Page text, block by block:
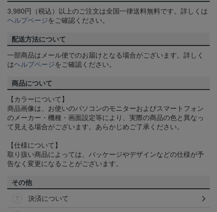
3,980円（税込）以上のご注文は全国一律送料無料です。詳しくは
ヘルプページをご確認ください。
配送方法について
一部商品はメール便でのお届けとなる場合がございます。詳しく
はヘルプページをご確認ください。
商品について
【カラーについて】
商品画像は、お使いのパソコンのモニターおよびスマートフォン
のメーカー・機種・画面設定等により、実際の商品の色と異なっ
て見える場合がございます。あらかじめご了承ください。
【仕様について】
取り扱い商品によっては、パッケージやデザインなどの仕様が予
告なく変更になることがございます。
その他
決済について